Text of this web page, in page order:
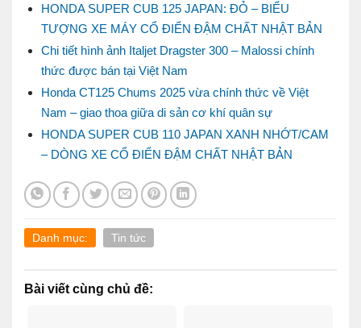
HONDA SUPER CUB 125 JAPAN: ĐỎ – BIỂU
TƯỢNG XE MÁY CỔ ĐIỂN ĐẬM CHẤT NHẬT BẢN
Chi tiết hình ảnh Italjet Dragster 300 – Malossi chính
thức được bán tại Việt Nam
Honda CT125 Chums 2025 vừa chính thức về Việt
Nam – giao thoa giữa di sản cơ khí quân sự
HONDA SUPER CUB 110 JAPAN XANH NHỚT/CAM
– DÒNG XE CỔ ĐIỂN ĐẬM CHẤT NHẬT BẢN
Danh mục: Tin tức
Bài viết cùng chủ đề: